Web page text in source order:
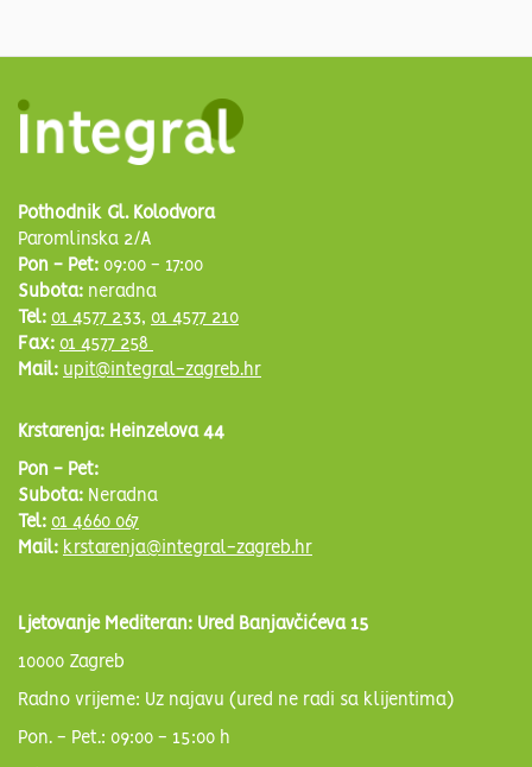
Pothodnik Gl. Kolodvora
Paromlinska 2/A
Pon - Pet: 09:00 - 17:00
Subota: neradna
Tel: 01 4577 233, 01 4577 210
Fax: 01 4577 258
Mail: upit@integral-zagreb.hr
Krstarenja: Heinzelova 44
Pon - Pet:
Subota: Neradna
Tel: 01 4660 067
Mail: krstarenja@integral-zagreb.hr
Ljetovanje Mediteran: Ured Banjavčićeva 15
10000 Zagreb
Radno vrijeme: Uz najavu (ured ne radi sa klijentima)
Pon. - Pet.: 09:00 - 15:00 h